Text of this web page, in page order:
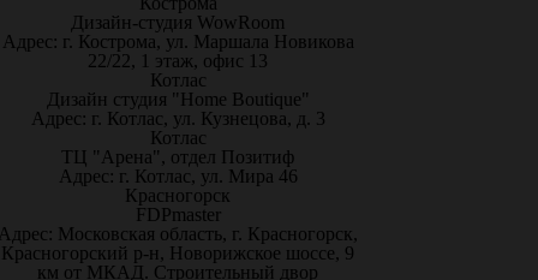
Дизайн-студия WowRoom
Адрес: г. Кострома, ул. Маршала Новикова
22/22, 1 этаж, офис 13
Котлас
Дизайн студия "Home Boutique"
Адрес: г. Котлас, ул. Кузнецова, д. 3
Котлас
ТЦ "Арена", отдел Позитиф
Адрес: г. Котлас, ул. Мира 46
Красногорск
FDPmaster
Московская область, г. Красногорск,
Красногорский р-н, Новорижское шоссе, 9
км от МКАД. Строительный двор